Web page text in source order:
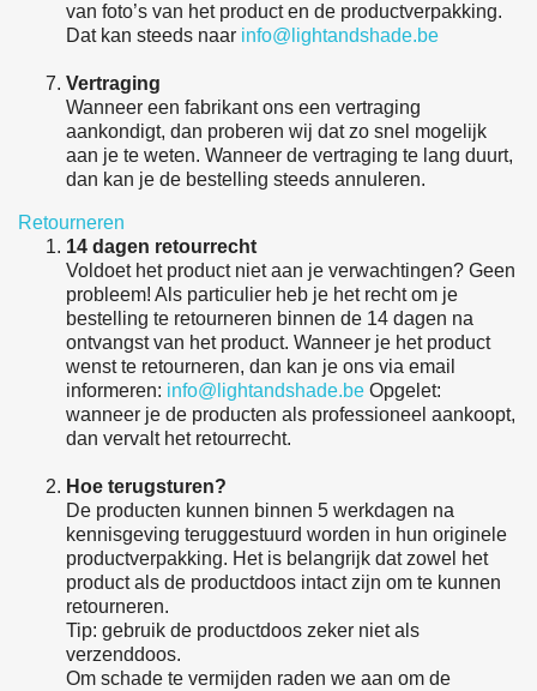
van foto’s van het product en de productverpakking.
Dat kan steeds naar info@lightandshade.be
Vertraging
Wanneer een fabrikant ons een vertraging
aankondigt, dan proberen wij dat zo snel mogelijk
aan je te weten. Wanneer de vertraging te lang duurt,
dan kan je de bestelling steeds annuleren.
Retourneren
14 dagen retourrecht
Voldoet het product niet aan je verwachtingen? Geen
probleem! Als particulier heb je het recht om je
bestelling te retourneren binnen de 14 dagen na
ontvangst van het product. Wanneer je het product
wenst te retourneren, dan kan je ons via email
informeren: info@lightandshade.be Opgelet:
wanneer je de producten als professioneel aankoopt,
dan vervalt het retourrecht.
Hoe terugsturen?
De producten kunnen binnen 5 werkdagen na
kennisgeving teruggestuurd worden in hun originele
productverpakking. Het is belangrijk dat zowel het
product als de productdoos intact zijn om te kunnen
retourneren.
Tip: gebruik de productdoos zeker niet als
verzenddoos.
Om schade te vermijden raden we aan om de